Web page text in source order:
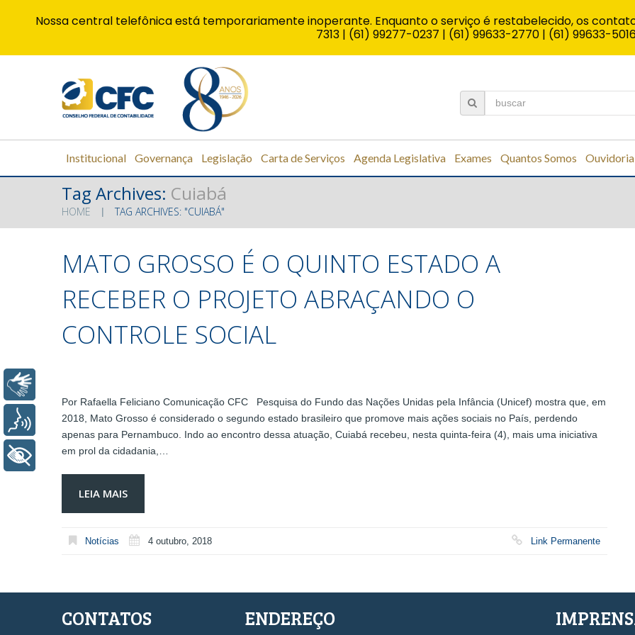
Institucional Governança Legislação Carta de Serviços Agenda Legislativa Exames Quantos Somos Ouvidoria
Tag Archives: Cuiabá
HOME TAG ARCHIVES: "CUIABÁ"
MATO GROSSO É O QUINTO ESTADO A
RECEBER O PROJETO ABRAÇANDO O
CONTROLE SOCIAL
Por Rafaella Feliciano Comunicação CFC Pesquisa do Fundo das Nações Unidas pela Infância (Unicef) mostra que, em
2018, Mato Grosso é considerado o segundo estado brasileiro que promove mais ações sociais no País, perdendo
apenas para Pernambuco. Indo ao encontro dessa atuação, Cuiabá recebeu, nesta quinta-feira (4), mais uma iniciativa
em prol da cidadania,…
LEIA MAIS
Notícias 4 outubro, 2018 Link Permanente
CONTATOS ENDEREÇO
Nossa central telefônica está temporariamente inoperante. Enquanto o serviço é restabelecido, os
7313 | (61) 99277-0237 | (61) 99633-2770 | (61) 99633-
Voz
+ Acessibilidade